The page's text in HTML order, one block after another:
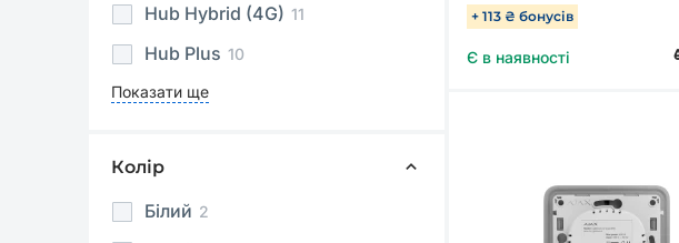
Hub Hybrid (4G) 11
Hub Plus 10
Показати ще
Колір
Білий 2
+ 113 ₴ бонусів
Є в наявності